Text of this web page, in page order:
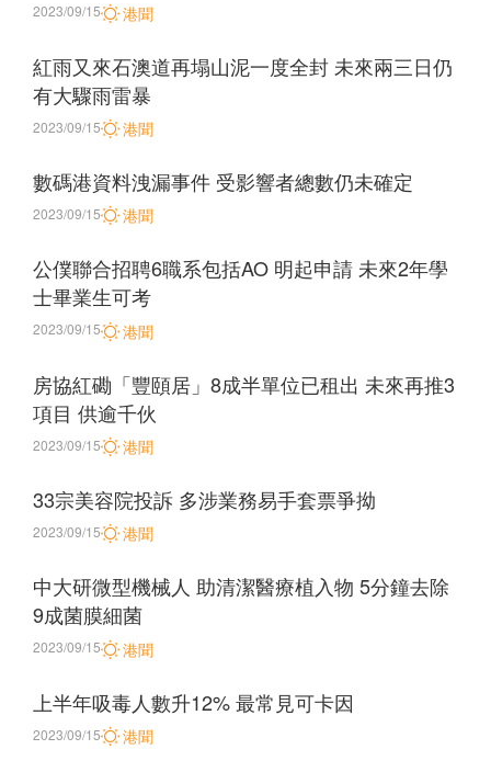
港聞
2023/09/15
紅雨又來石澳道再塌山泥一度全封 未來兩三日仍
有大驟雨雷暴
港聞
2023/09/15
數碼港資料洩漏事件 受影響者總數仍未確定
港聞
2023/09/15
公僕聯合招聘6職系包括AO 明起申請 未來2年學
士畢業生可考
港聞
2023/09/15
房協紅磡「豐頤居」8成半單位已租出 未來再推3
項目 供逾千伙
港聞
2023/09/15
33宗美容院投訴 多涉業務易手套票爭拗
港聞
2023/09/15
中大研微型機械人 助清潔醫療植入物 5分鐘去除
9成菌膜細菌
港聞
2023/09/15
上半年吸毒人數升12% 最常見可卡因
港聞
2023/09/15